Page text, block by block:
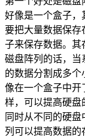
好像是一个盒子，
要把大量数据保存
子来保存数据。其
磁盘阵列的话，当
的数据分割成多
像在一个盒子中开
样，可以提高硬盘
同时从不同的硬
列可以提高数据